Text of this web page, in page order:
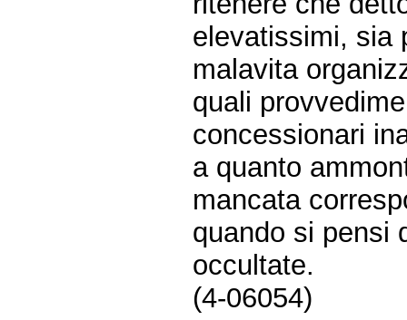
elevatissimi, sia
malavita
quali
concessionari
a quanto
mancata
quando si pensi
occultate.
(4-06054)